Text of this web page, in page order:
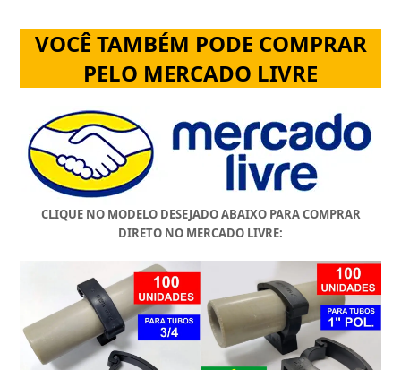
VOCÊ TAMBÉM PODE COMPRAR
PELO MERCADO LIVRE
CLIQUE NO MODELO DESEJADO ABAIXO PARA COMPRAR
DIRETO NO MERCADO LIVRE: